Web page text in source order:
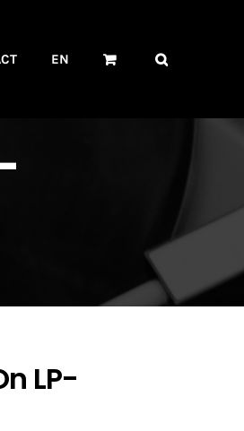
EN
LP-